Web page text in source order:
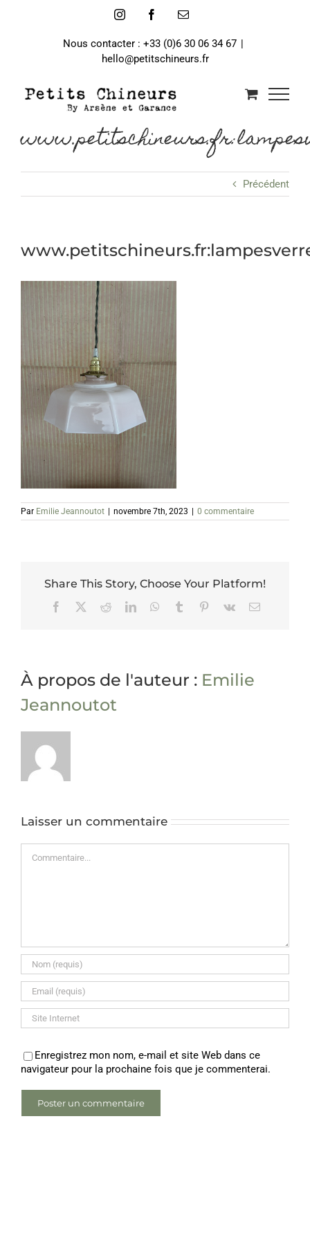
InstagramFacebookEmail
Nous contacter : +33 (0)6 30 06 34 67 |
hello@petitschineurs.fr
Précédent
Par Emilie Jeannoutot novembre 7th, 2023 0 commentaire
Share This Story, Choose Your Platform!
Facebook RedditLinkedInWhatsApp
Tumblr Pinterest
Vk Email
À propos de l'auteur : Emilie
Jeannoutot
Laisser un commentaire
Enregistrez mon nom, e-mail et site Web dans ce
navigateur pour la prochaine fois que je commenterai.